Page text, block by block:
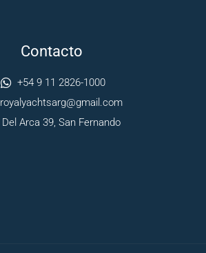
Contacto
+54 9 11 2826-1000
royalyachtsarg@gmail.com
Del Arca 39, San Fernando